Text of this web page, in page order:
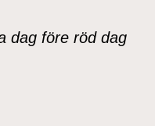
dag före röd dag